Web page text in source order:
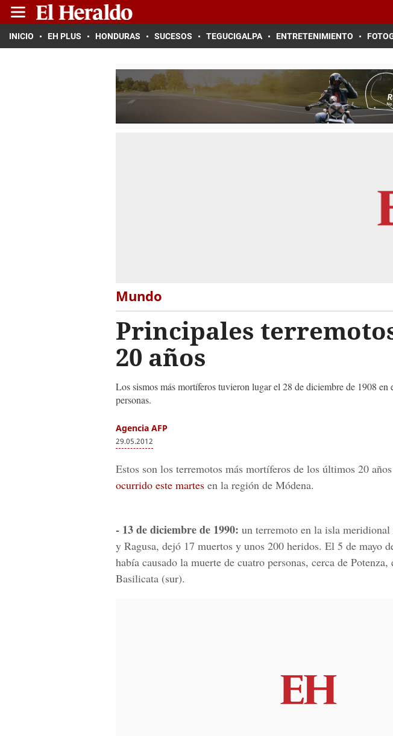
INICIO EH PLUS HONDURAS SUCESOS TEGUCIGALPA ENTRETENIMIENTO
Mundo
Principales
20 años
Los sismos más mortíferos tuvieron lugar el 28 de diciembre de 1908
personas.
Agencia AFP
29.05.2012
Estos son los terremotos más mortíferos de los últimos 20
ocurrido este martes en la región de Módena.
- 13 de diciembre de 1990: un terremoto en la isla
y Ragusa, dejó 17 muertos y unos 200 heridos. El 5 de mayo
había causado la muerte de cuatro personas, cerca de
Basilicata (sur).